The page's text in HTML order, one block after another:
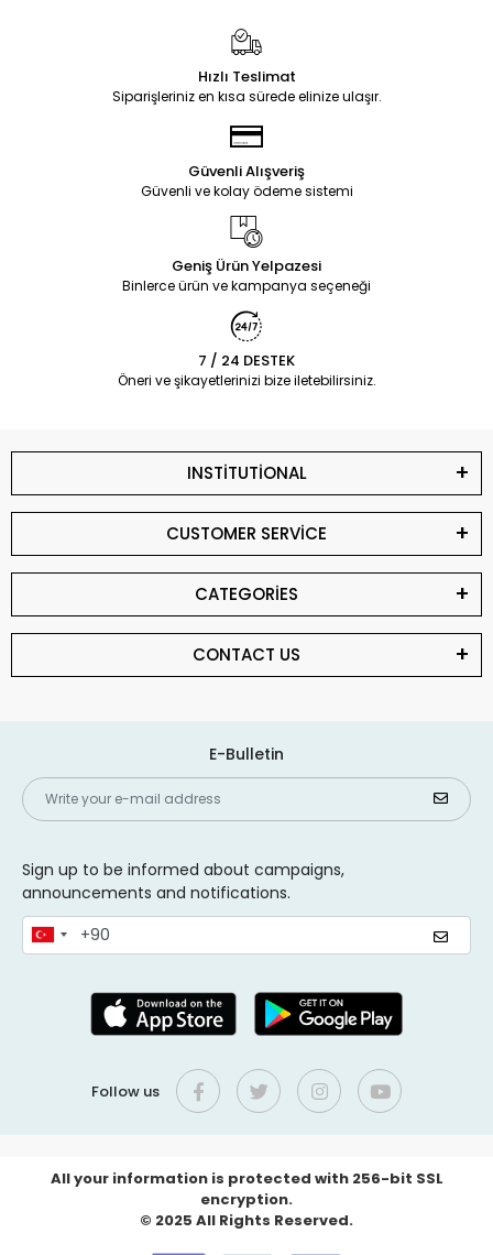
Hızlı Teslimat
Siparişleriniz en kısa sürede elinize ulaşır.
Güvenli Alışveriş
Güvenli ve kolay ödeme sistemi
Geniş Ürün Yelpazesi
Binlerce ürün ve kampanya seçeneği
7 / 24 DESTEK
Öneri ve şikayetlerinizi bize iletebilirsiniz.
INSTİTUTİONAL
CUSTOMER SERVİCE
CATEGORİES
CONTACT US
E-Bulletin
Sign up to be informed about campaigns,
announcements and notifications.
Follow us
All your information is protected with 256-bit SSL
encryption.
© 2025 All Rights Reserved.